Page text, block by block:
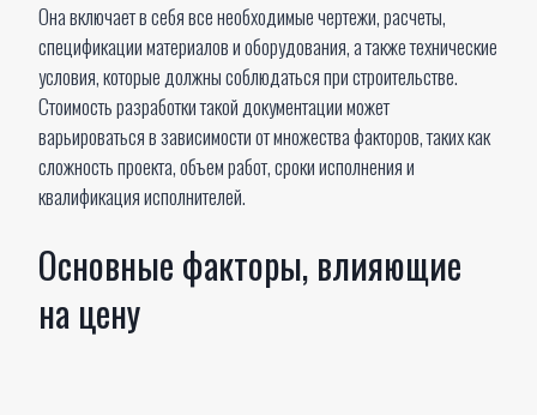
Она включает в себя все необходимые чертежи, расчеты,
спецификации материалов и оборудования, а также технические
условия, которые должны соблюдаться при строительстве.
Стоимость разработки такой документации может
варьироваться в зависимости от множества факторов, таких как
сложность проекта, объем работ, сроки исполнения и
квалификация исполнителей.
Основные факторы, влияющие
на цену